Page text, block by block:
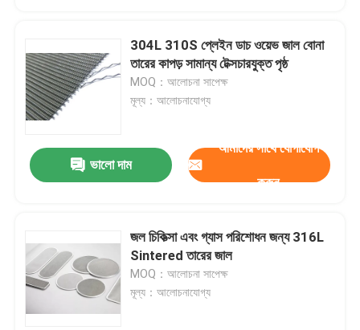
304L 310S প্লেইন ডাচ ওয়েভ জাল বোনা
তারের কাপড় সামান্য টেক্সচারযুক্ত পৃষ্ঠ
MOQ：আলোচনা সাপেক্ষ
মূল্য：আলোচনাযোগ্য
ভালো দাম
আমাদের সাথে যোগাযোগ
করুন
জল চিকিত্সা এবং গ্যাস পরিশোধন জন্য 316L
Sintered তারের জাল
MOQ：আলোচনা সাপেক্ষ
মূল্য：আলোচনাযোগ্য